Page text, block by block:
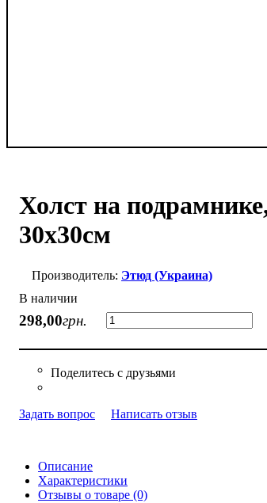
Холст на
30х30см
Этюд (Украина)
В наличии
298,00грн.
Задать вопрос Написать отзыв
Описание
Характеристики
Отзывы о товаре (0)